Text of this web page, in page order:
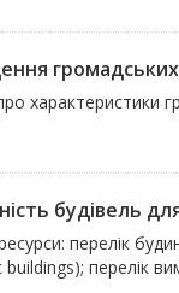
характеристики
будівель
перелік
buildings); перелік